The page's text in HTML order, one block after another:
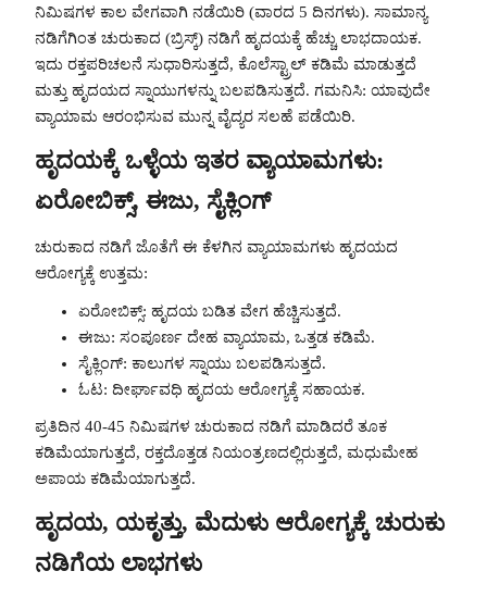
ನಿಮಿಷಗಳ ಕಾಲ ವೇಗವಾಗಿ ನಡೆಯಿರಿ (ವಾರದ 5 ದಿನಗಳು). ಸಾಮಾನ್ಯ
ನಡಿಗೆಗಿಂತ ಚುರುಕಾದ (ಬ್ರಿಸ್ಕ್) ನಡಿಗೆ ಹೃದಯಕ್ಕೆ ಹೆಚ್ಚು ಲಾಭದಾಯಕ.
ಇದು ರಕ್ತಪರಿಚಲನೆ ಸುಧಾರಿಸುತ್ತದೆ, ಕೊಲೆಸ್ಟ್ರಾಲ್ ಕಡಿಮೆ ಮಾಡುತ್ತದೆ
ಮತ್ತು ಹೃದಯದ ಸ್ನಾಯುಗಳನ್ನು ಬಲಪಡಿಸುತ್ತದೆ. ಗಮನಿಸಿ: ಯಾವುದೇ
ವ್ಯಾಯಾಮ ಆರಂಭಿಸುವ ಮುನ್ನ ವೈದ್ಯರ ಸಲಹೆ ಪಡೆಯಿರಿ.
ಹೃದಯಕ್ಕೆ ಒಳ್ಳೆಯ ಇತರ ವ್ಯಾಯಾಮಗಳು:
ಏರೋಬಿಕ್ಸ್, ಈಜು, ಸೈಕ್ಲಿಂಗ್
ಚುರುಕಾದ ನಡಿಗೆ ಜೊತೆಗೆ ಈ ಕೆಳಗಿನ ವ್ಯಾಯಾಮಗಳು ಹೃದಯದ
ಆರೋಗ್ಯಕ್ಕೆ ಉತ್ತಮ:
ಏರೋಬಿಕ್ಸ್: ಹೃದಯ ಬಡಿತ ವೇಗ ಹೆಚ್ಚಿಸುತ್ತದೆ.
ಈಜು: ಸಂಪೂರ್ಣ ದೇಹ ವ್ಯಾಯಾಮ, ಒತ್ತಡ ಕಡಿಮೆ.
ಸೈಕ್ಲಿಂಗ್: ಕಾಲುಗಳ ಸ್ನಾಯು ಬಲಪಡಿಸುತ್ತದೆ.
ಓಟ: ದೀರ್ಘಾವಧಿ ಹೃದಯ ಆರೋಗ್ಯಕ್ಕೆ ಸಹಾಯಕ.
ಪ್ರತಿದಿನ 40-45 ನಿಮಿಷಗಳ ಚುರುಕಾದ ನಡಿಗೆ ಮಾಡಿದರೆ ತೂಕ
ಕಡಿಮೆಯಾಗುತ್ತದೆ, ರಕ್ತದೊತ್ತಡ ನಿಯಂತ್ರಣದಲ್ಲಿರುತ್ತದೆ, ಮಧುಮೇಹ
ಅಪಾಯ ಕಡಿಮೆಯಾಗುತ್ತದೆ.
ಹೃದಯ, ಯಕೃತ್ತು, ಮೆದುಳು ಆರೋಗ್ಯಕ್ಕೆ ಚುರುಕು
ನಡಿಗೆಯ ಲಾಭಗಳು